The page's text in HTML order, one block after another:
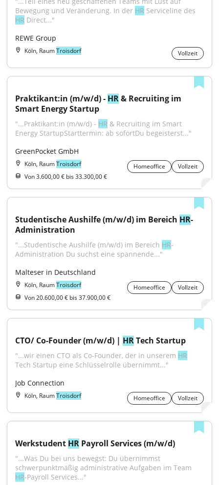
Bewegung und Veränderung. In der HR
HR Direct..."
REWE Group
Köln, RaumTroisdorf Vollzeit
Praktikant:in (m/w/d) - HR & Recruiting im
Smart Energy Startup
"...Praktikant:in (m/w/d) - HR & Recruiting im Smart
Energy StartupStarttermin: ab sofortDu begeisterst..."
GreenPocket GmbH
Köln, RaumTroisdorf Homeoffice
Vollzeit
Von 3.600,00 € bis 33.300,00 €
Studentische Aushilfe (m/w/d) im Bereich HR-
Administration
"...Studentische Aushilfe (m/w/d) im Bereich HR-
Administration Du suchst eine spannende..."
Malteser in Deutschland
Köln, RaumTroisdorf Homeoffice
Vollzeit
Von 20.600,00 € bis 37.900,00 €
CTO/ Co-Founder (m/w/d) | HR Tech Startup
"...wir einen CTO als Co-Founder, der in unserem HR
Tech Startup eine Schlüsselrolle übernimmt..."
Job Connection
Köln, RaumTroisdorf Homeoffice Vollzeit
Werkstudent HR Payroll Services (m/w/d)
"...Was Du bei uns bewegst: Du übernimmst
HR-Payroll Services..."